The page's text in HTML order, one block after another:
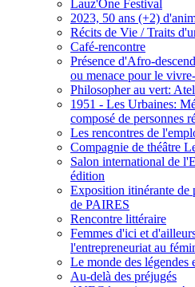
Lauz'One Festival
2023, 50 ans (+2)
Récits de Vie / Traits
Café-rencontre
Présence d'Afro-
ou menace pour le
Philosopher au vert:
1951 - Les Urbaines:
composé de personnes
Les rencontres de
Compagnie de théâtre
Salon international de
édition
Exposition itinérante de
de PAIRES
Rencontre littéraire
Femmes d'ici et
l'entrepreneuriat au
Le monde des légendes
Au-delà des préjugés